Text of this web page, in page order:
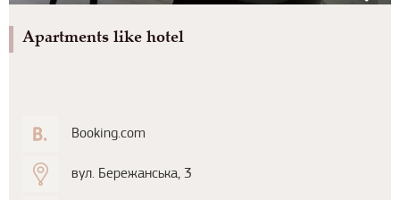
Apartments like hotel
Booking.com
вул. Бережанська, 3